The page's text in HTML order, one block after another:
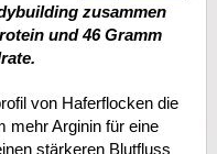
zusammen
und 46 Gramm
von Haferflocken die
mehr Arginin für eine
stärkeren Blutfluss